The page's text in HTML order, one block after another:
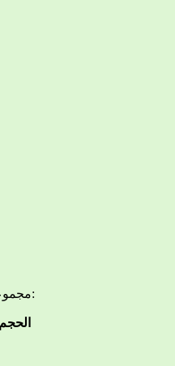
يقدم DBbet مجموعة متنوعة من المكافآت التي تعزز تجربة اللعب. إليك تفاصيل بعض المكافآت:
الحجم